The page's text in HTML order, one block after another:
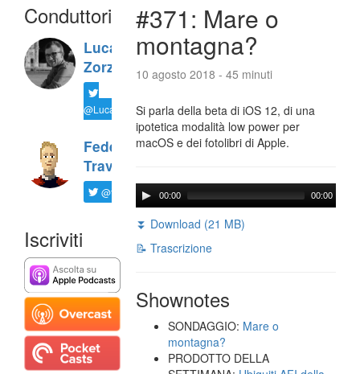
Conduttori
Luca
Zorzi
@LucaTNT
Federico
Travaini
@ftrava
Iscriviti
#371: Mare o
montagna?
10 agosto 2018 - 45 minuti
Si parla della beta di iOS 12, di una
ipotetica modalità low power per
macOS e dei fotolibri di Apple.
00:00 00:00
⏬ Download (21 MB)
📝 Trascrizione
Shownotes
SONDAGGIO: Mare o
montagna?
PRODOTTO DELLA